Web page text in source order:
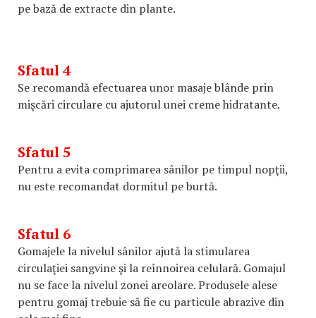
pe bază de extracte din plante.
Sfatul 4
Se recomandă efectuarea unor masaje blânde prin
mişcări circulare cu ajutorul unei creme hidratante.
Sfatul 5
Pentru a evita comprimarea sânilor pe timpul nopţii,
nu este recomandat dormitul pe burtă.
Sfatul 6
Gomajele la nivelul sânilor ajută la stimularea
circulaţiei sangvine şi la reînnoirea celulară. Gomajul
nu se face la nivelul zonei areolare. Produsele alese
pentru gomaj trebuie să fie cu particule abrazive din